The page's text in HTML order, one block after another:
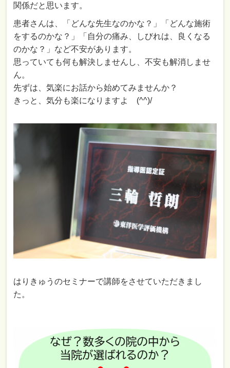
関係だと思います。
患者さんは、「どんな先生なのかな？」「どんな施術
をするのかな？」「自分の痛み、しびれは、良くなる
のかな？」など不安があります。
思っていても何も解決しませんし、不安も解消しませ
ん。
先ずは、気楽にお話から始めてみませんか？
きっと、気分も楽になりますよ (^^)/
はりきゅうのセミナーで講師をさせていただきまし
た。